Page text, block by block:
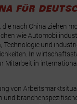
FÜR
nach China ziehen
wie
Technologie und
In
Mitarbeit in
von
und